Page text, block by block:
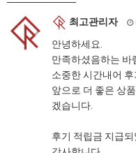
최고관리자
안녕하세요.
만족하셨음하는 바
소중한 시간내어
앞으로 더 좋은 상
겠습니다.
후기 적립금 지급되